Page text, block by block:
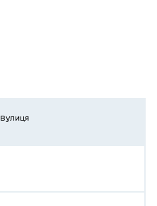
Вулиця